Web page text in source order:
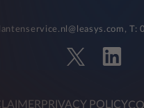
PRIVACY POLICY